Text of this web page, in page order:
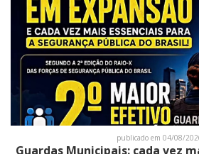
publicado em 04/08/
Guardas Municipais: cada vez